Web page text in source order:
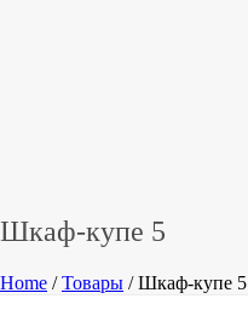
Шкаф-купе 5
Home /Товары / Шкаф-купе 5